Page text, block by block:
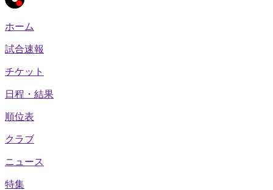
ホーム
試合速報
チケット
日程・結果
順位表
クラブ
ニュース
特集